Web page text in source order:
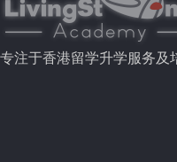
专注于香港留学升学服务及